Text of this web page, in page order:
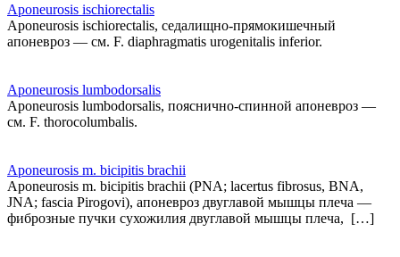
Aponeurosis ischiorectalis
Aponeurosis ischiorectalis, седалищно-прямокишечный
апоневроз — см. F. diaphragmatis urogenitalis inferior.
Aponeurosis lumbodorsalis
Aponeurosis lumbodorsalis, пояснично-спинной апоневроз —
см. F. thorocolumbalis.
Aponeurosis m. bicipitis brachii
Aponeurosis m. bicipitis brachii (PNA; lacertus fibrosus, BNA,
JNA; fascia Pirogovi), апоневроз двуглавой мышцы плеча —
фиброзные пучки сухожилия двуглавой мышцы плеча, […]